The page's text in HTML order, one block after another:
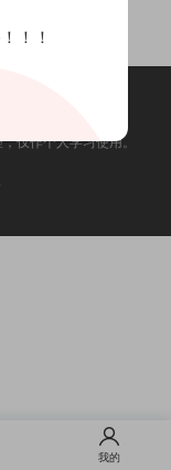
仅作个人学习使用。
我的
！！